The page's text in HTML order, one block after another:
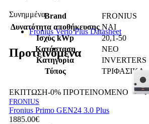
Brand
FRONIUS
Δυνατότητα αποθήκευσης ΝΑΙ
Ισχύς kWp
20,1-50
Κατάσταση
ΝΕΟ
Κατηγορία
INVERTERS
Τύπος
ΤΡΙΦΑΣΙΚΑ
Συνημμένα
Fronius Verto Plus Datasheet
Προτεινόμενα
ΕΚΠΤΩΣΗ-0% ΠΡΟΤΕΙΝΟΜΕΝΟ
FRONIUS
Fronius Primo GEN24 3.0 Plus
1885.00€